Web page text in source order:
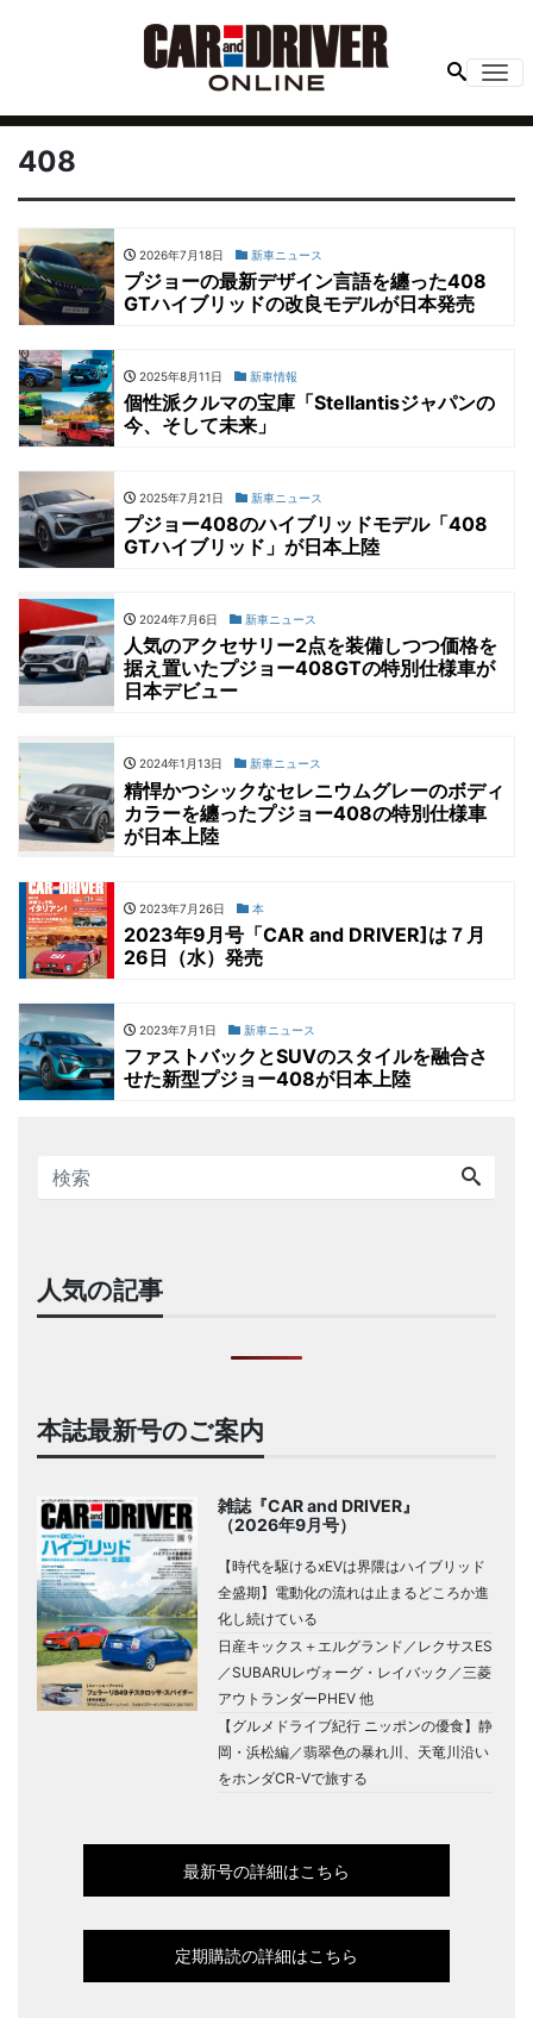
408
2026年7月18日 新車ニュース
プジョーの最新デザイン言語を纏った408
GTハイブリッドの改良モデルが日本発売
2025年8月11日 新車情報
個性派クルマの宝庫「Stellantisジャパンの
今、そして未来」
2025年7月21日 新車ニュース
プジョー408のハイブリッドモデル「408
GTハイブリッド」が日本上陸
2024年7月6日 新車ニュース
人気のアクセサリー2点を装備しつつ価格を
据え置いたプジョー408GTの特別仕様車が
日本デビュー
2024年1月13日 新車ニュース
精悍かつシックなセレニウムグレーのボディ
カラーを纏ったプジョー408の特別仕様車
が日本上陸
2023年7月26日 本
2023年9月号「CAR and DRIVER]は７月
26日（水）発売
2023年7月1日 新車ニュース
ファストバックとSUVのスタイルを融合さ
せた新型プジョー408が日本上陸
人気の記事
本誌最新号のご案内
雑誌『CAR and DRIVER』
（2026年9月号）
【時代を駆けるxEVは界隈はハイブリッド
全盛期】電動化の流れは止まるどころか進
化し続けている
日産キックス＋エルグランド／レクサスES
／SUBARUレヴォーグ・レイバック／三菱
アウトランダーPHEV 他
【グルメドライブ紀行 ニッポンの優食】静
岡・浜松編／翡翠色の暴れ川、天竜川沿い
をホンダCR-Vで旅する
最新号の詳細はこちら
定期購読の詳細はこちら